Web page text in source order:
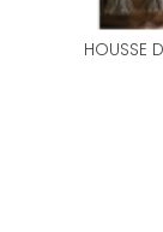
HOUSSE